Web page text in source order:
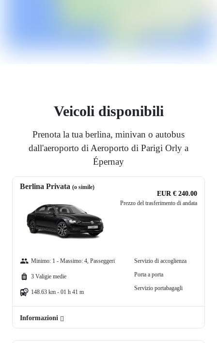
Veicoli disponibili
Prenota la tua berlina, minivan o autobus
dall'aeroporto di Aeroporto di Parigi Orly a
Épernay
Berlina Privata (o simile)
EUR € 240.00
Prezzo del trasferimento di andata
Minimo: 1 - Massimo: 4, Passeggeri
3 Valigie medie
148.63 km - 01 h 41 m
Servizio di accoglienza
Porta a porta
Servizio portabagagli
Informazioni